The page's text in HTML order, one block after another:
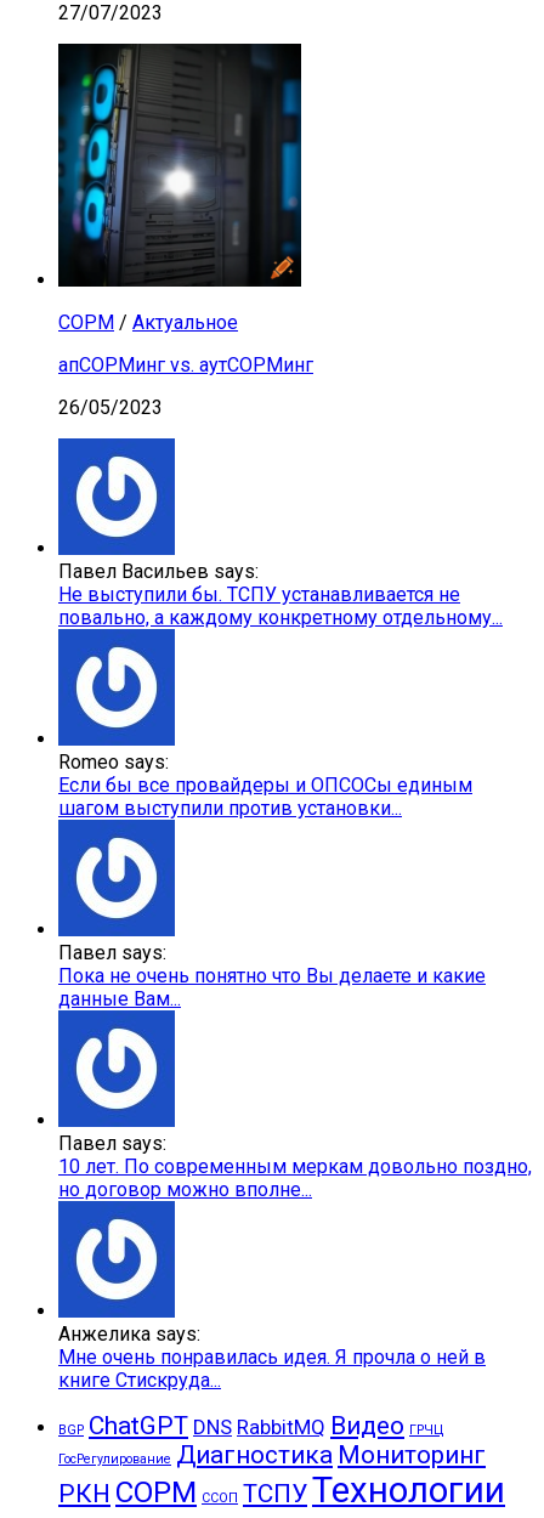
27/07/2023
СОРМ / Актуальное
апСОРМинг vs. аутСОРМинг
26/05/2023
Павел Васильев says:
Не выступили бы. ТСПУ устанавливается не
повально, а каждому конкретному отдельному...
Romeo says:
Если бы все провайдеры и ОПСОСы единым
шагом выступили против установки...
Павел says:
Пока не очень понятно что Вы делаете и какие
данные Вам...
Павел says:
10 лет. По современным меркам довольно поздно,
но договор можно вполне...
Анжелика says:
Мне очень понравилась идея. Я прочла о ней в
книге Стискруда...
BGP ChatGPT DNS RabbitMQ Видео ГРЧЦ
ГосРегулирование Диагностика Мониторинг
РКН СОРМ ССОП ТСПУТехнологии